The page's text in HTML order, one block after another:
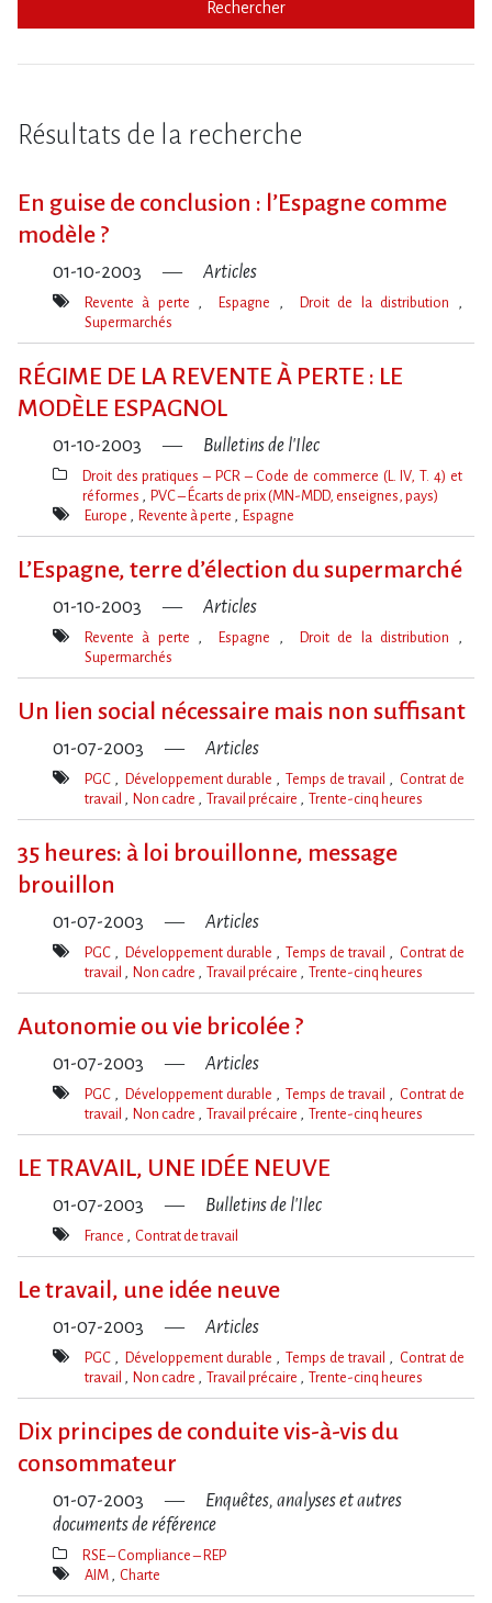
Rechercher
Résultats de la recherche
En guise de conclusion : l’Espagne comme
modèle ?
01-10-2003 Articles
Mot(s)-
Revente à perte Espagne
Droit de la distribution
Supermarchés
RÉGIME DE LA REVENTE À PERTE : LE
MODÈLE ESPAGNOL
01-10-2003 Bulletins de l'Ilec
Thèmes(s)
Droit des pratiques – PCR – Code de commerce (L. IV, T. 4) et
réformes
PVC – Écarts de prix (MN-MDD, enseignes, pays)
Mot(s)-
Europe Revente à perte Espagne
L’Espagne, terre d’élection du supermarché
01-10-2003 Articles
Mot(s)-
Revente à perte Espagne
Droit de la distribution
Supermarchés
Un lien social nécessaire mais non suffisant
01-07-2003 Articles
Mot(s)-
PGC Développement durable Temps de travail
Contrat de
travail
Non cadre Travail précaire Trente-cinq heures
35 heures: à loi brouillonne, message
brouillon
01-07-2003 Articles
Mot(s)-
PGC Développement durable Temps de travail
Contrat de
travail
Non cadre Travail précaire Trente-cinq heures
Autonomie ou vie bricolée ?
01-07-2003 Articles
Mot(s)-
PGC Développement durable Temps de travail
Contrat de
travail
Non cadre Travail précaire Trente-cinq heures
LE TRAVAIL, UNE IDÉE NEUVE
01-07-2003 Bulletins de l'Ilec
Mot(s)-
France Contrat de travail
Le travail, une idée neuve
01-07-2003 Articles
Mot(s)-
PGC Développement durable Temps de travail
Contrat de
travail
Non cadre Travail précaire Trente-cinq heures
Dix principes de conduite vis-à-vis du
consommateur
01-07-2003
Enquêtes, analyses et autres
documents de référence
Thèmes(s)
RSE – Compliance – REP
Mot(s)-
AIM Charte